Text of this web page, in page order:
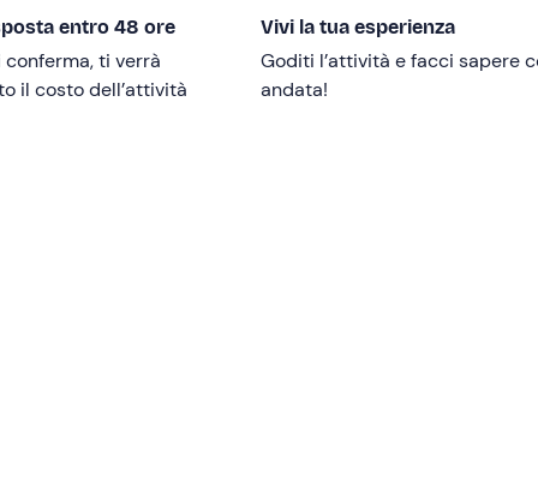
una
circa 1,5 ore
entro 48 ore
conferma, ti verrà
il costo dell’attività
Vivi la tua esperienza
Goditi l’attività e facci sapere
andata!